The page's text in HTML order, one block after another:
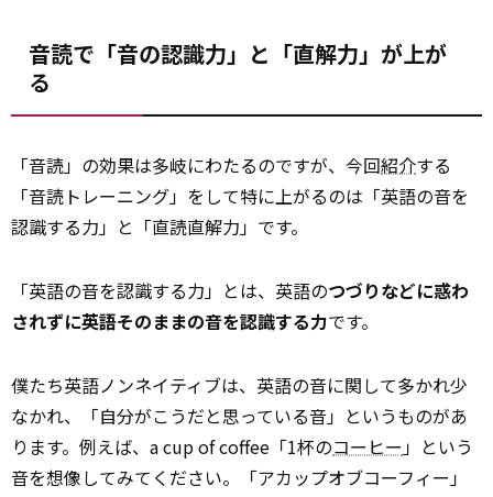
音読で「音の認識力」と「直解力」が上が
る
「音読」の効果は多岐にわたるのですが、今回紹介する
「音読トレーニング」をして特に上がるのは「英語の音を
認識する力」と「直読直解力」です。
「英語の音を認識する力」とは、英語のつづりなどに惑わ
されずに英語そのままの音を認識する力です。
僕たち英語ノンネイティブは、英語の音に関して多かれ少
なかれ、「自分がこうだと思っている音」というものがあ
ります。例えば、a cup of coffee「1杯のコーヒー」という
音を想像してみてください。「アカップオブコーフィー」